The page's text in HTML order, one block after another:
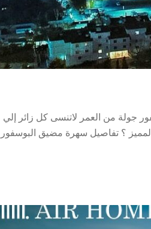
جولة من العمر لاتنسى كل زائر إلي
؟ تفاصيل سهرة مضيق البوسفور